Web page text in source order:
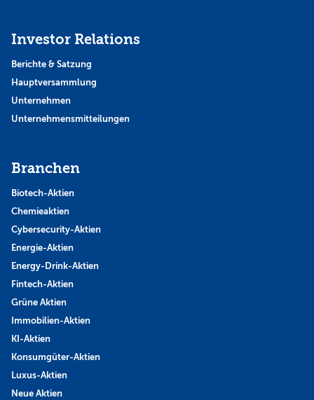
Investor Relations
Berichte & Satzung
Hauptversammlung
Unternehmen
Unternehmensmitteilungen
Branchen
Biotech-Aktien
Chemieaktien
Cybersecurity-Aktien
Energie-Aktien
Energy-Drink-Aktien
Fintech-Aktien
Grüne Aktien
Immobilien-Aktien
KI-Aktien
Konsumgüter-Aktien
Luxus-Aktien
Neue Aktien